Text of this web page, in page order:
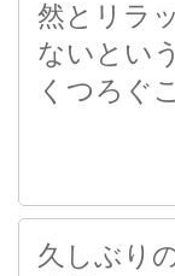
然とリラ
ないとい
くつろぐ
久しぶり